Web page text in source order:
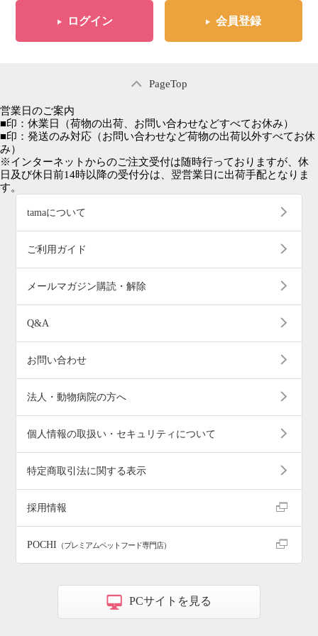
ログイン 会員登録
PageTop
営業日のご案内
■印：休業日
（荷物の出荷、お問い合わせなどすべてお休み）
■印：発送のみ対応 （お問い合わせなど荷物の出荷以外すべてお休
み）
※インターネットからのご注文受付は随時行っておりますが、休
日及び休日前14時以降の受付分は、翌営業日に出荷手配となりま
す。
tamaについて
ご利用ガイド
メールマガジン購読・解除
Q&A
お問い合わせ
法人・動物病院の方へ
個人情報の取扱い・セキュリティについて
特定商取引法に関する表示
採用情報
POCHI （プレミアムペットフード専門店）
PCサイトを見る